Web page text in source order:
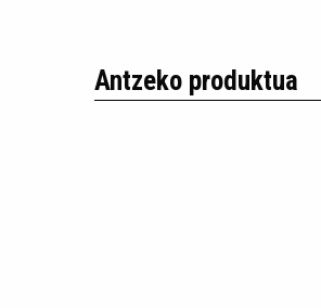
Antzeko produktua